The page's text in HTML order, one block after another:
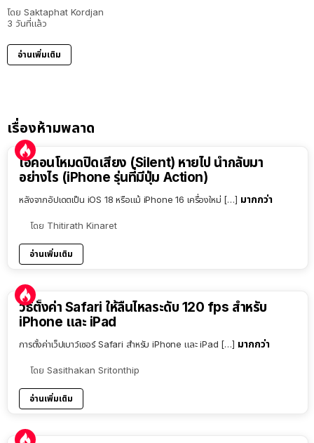
โดย Saktaphat Kordjan
3 วันที่แล้ว
อ่านเพิ่มเติม
เรื่องห้ามพลาด
ไอคอนโหมดปิดเสียง (Silent) หายไป นำกลับมา
อย่างไร (iPhone รุ่นที่มีปุ่ม Action)
หลังจากอัปเดตเป็น iOS 18 หรือแม้ iPhone 16 เครื่องใหม่ […] มากกว่า
โดย Thitirath Kinaret
อ่านเพิ่มเติม
วิธีตั้งค่า Safari ให้ลื่นไหลระดับ 120 fps สำหรับ
iPhone และ iPad
การตั้งค่าเว็ปเบาว์เซอร์ Safari สำหรับ iPhone และ iPad […] มากกว่า
โดย Sasithakan Sritonthip
อ่านเพิ่มเติม